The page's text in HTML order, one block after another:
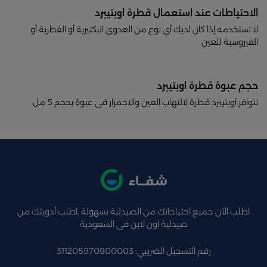
الاحتياطات عند استعمال قطرة اوبتيبرد
لا تستخدمه إذا كان لديك أي نوع من العدوى البكتيرية أو الفطرية أو
الفيروسية للعين
حجم عبوة قطرة اوبتيبرد
تتوافر اوبتيبرد قطرة لالتهاب العين والاحمرار فى عبوة بحجم 5 مل
اطلب الآن جميع احتياجاتك من الصيدلية بسهولة ,اطلب أدويتك من
صيدلية اون لاين فى السعودية
رقم التسجيل الضريبي: 311205970900003